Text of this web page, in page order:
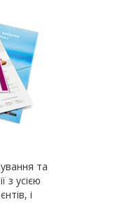
та
з усією
і